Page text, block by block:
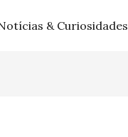
& Curiosidades